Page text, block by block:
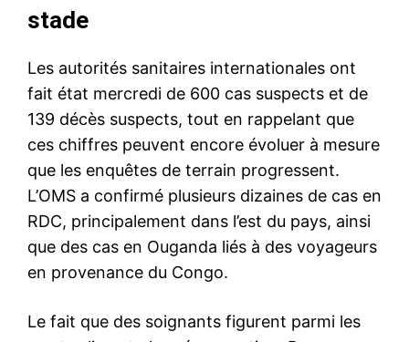
stade
Les autorités sanitaires internationales ont
fait état mercredi de 600 cas suspects et de
139 décès suspects, tout en rappelant que
ces chiffres peuvent encore évoluer à mesure
que les enquêtes de terrain progressent.
L’OMS a confirmé plusieurs dizaines de cas en
RDC, principalement dans l’est du pays, ainsi
que des cas en Ouganda liés à des voyageurs
en provenance du Congo.
Le fait que des soignants figurent parmi les